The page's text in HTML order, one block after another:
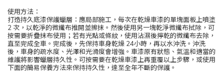
使用方法：
打造持久底漆保護蠟層：應局部施工，每次在乾燥車漆的單塊面板上噴塗
2 次，以乾淨的微纖布推開並擦抹。然後使用另一塊乾淨微纖布拭除，可
按需要折疊抹布使用；若有光點或條紋，使用沾濕後擰乾的微纖布去除，
直至完成全車。完成後，先保持車身乾燥 24小時，再以水沖洗。沖洗
後，車身的疏水度、光澤和光滑度會增強。車漆原有狀態、氣溫和適當的
維護將影響蠟層持久性。可按需要在乾燥車漆上再重覆以上步驟，或使用
下面的簡易保養方法來保持持久性，達至全年不斷的保護。